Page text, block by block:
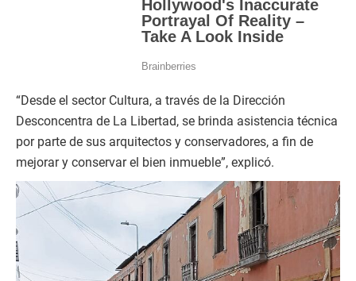
“Desde el sector Cultura, a través de la Dirección
Desconcentra de La Libertad, se brinda asistencia técnica
por parte de sus arquitectos y conservadores, a fin de
mejorar y conservar el bien inmueble”, explicó.